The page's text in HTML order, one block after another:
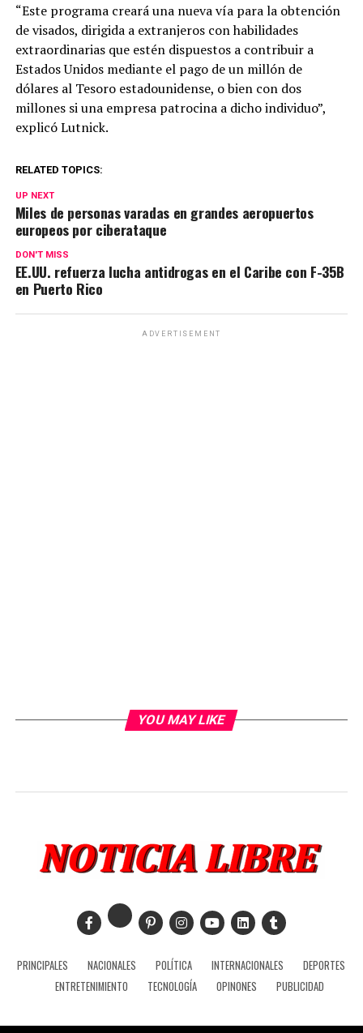
“Este programa creará una nueva vía para la obtención
de visados, dirigida a extranjeros con habilidades
extraordinarias que estén dispuestos a contribuir a
Estados Unidos mediante el pago de un millón de
dólares al Tesoro estadounidense, o bien con dos
millones si una empresa patrocina a dicho individuo”,
explicó Lutnick.
RELATED TOPICS:
UP NEXT
Miles de personas varadas en grandes aeropuertos
europeos por ciberataque
DON'T MISS
EE.UU. refuerza lucha antidrogas en el Caribe con F-35B
en Puerto Rico
ADVERTISEMENT
YOU MAY LIKE
PRINCIPALES NACIONALES POLÍTICA INTERNACIONALES
DEPORTES
ENTRETENIMIENTO
TECNOLOGÍA OPINONES PUBLICIDAD